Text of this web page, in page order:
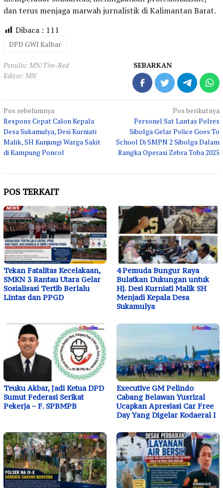
dan terus menjaga marwah jurnalistik di Kalimantan Barat.
Dibaca : 111
DPD GWI Kalbar
Penulis: MN/Tim-Red
Editor: MN
SEBARKAN
Navigasi
pos
Pos sebelumnya
Respons Cepat Calon Kepala
Desa Sukamulya, Desi Kurniati
Malik, SH Kunjungi Warga Sakit
di Kampung Poncol
Pos berikutnya
Personel Sat Lantas Polres
Sibolga Gelar Police Goes To
School Di SMPN 2 Sibolga Dalam
Rangka Operasi Zebra Toba 2025
POS TERKAIT
Tekan Fatalitas Kecelakaan,
SMKN 3 Rantau Utara Gelar
Sosialisasi Tertib Berlalu
Lintas dan PPGD
4 Pemuda Bungur Raya
Bulatkan Dukungan untuk
Hj. Desi Kurniati Malik SH
Menjadi Kepala Desa
Sukamulya
Teuku Akbar, Jadi Ketua DPD
Sumut Federasi Serikat
Pekerja – F. SPBMPB
Executive GM Pelindo
Cabang Belawan Yusrizal
Ucapkan Apresiasi Car Free
Day Yang Digelar Kodaeral I